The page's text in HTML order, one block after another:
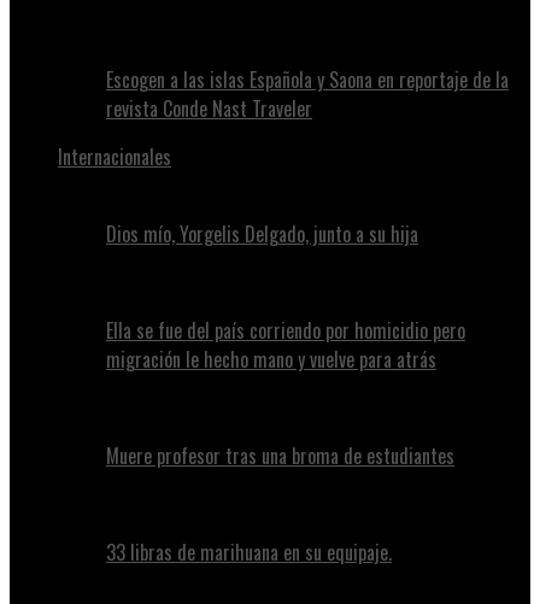
Escogen a las islas Española y Saona en reportaje de la
revista Conde Nast Traveler
Internacionales
Dios mío, Yorgelis Delgado, junto a su hija
Ella se fue del país corriendo por homicidio pero
migración le hecho mano y vuelve para atrás
Muere profesor tras una broma de estudiantes
33 libras de marihuana en su equipaje.